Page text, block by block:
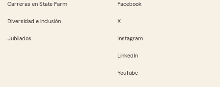
Carreras en State Farm
Diversidad e inclusión
Jubilados
Facebook
X
Instagram
LinkedIn
YouTube